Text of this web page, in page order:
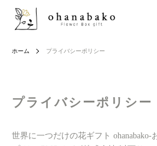
ホーム プライバシーポリシー
プライバシーポリシー
世界に一つだけの花ギフト ohanabako-